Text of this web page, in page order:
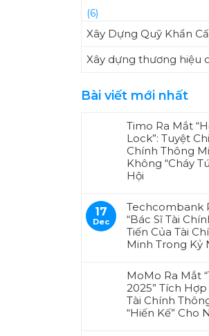
(6)
Xây Dựng Quỹ Khẩn
Xây dựng thương hiệu
Bài viết mới nhất
Timo Ra Mắt
Lock”: Tuyệt
Chính Thông
Không “Cháy
Hội
17
Dec
Techcombank
“Bác Sĩ Tài
Tiến Của Tài
Minh Trong Kỷ
MoMo Ra Mắt
2025” Tích Hợp
Tài Chính
“Hiến Kế” Cho